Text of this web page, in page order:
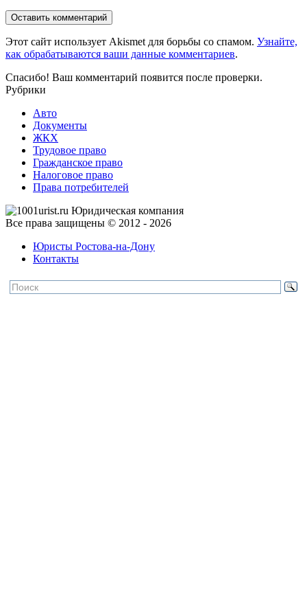
Оставить комментарий
Этот сайт использует Akismet для борьбы со спамом. Узнайте,
как обрабатываются ваши данные комментариев.
Спасибо! Ваш комментарий появится после проверки.
Рубрики
Авто
Документы
ЖКХ
Трудовое право
Гражданское право
Налоговое право
Права потребителей
Все права защищены © 2012 - 2026
Юристы Ростова-на-Дону
Контакты